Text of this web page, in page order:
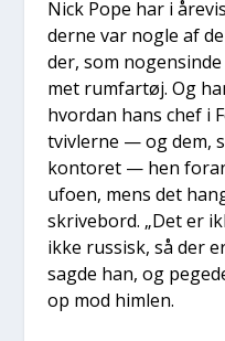
Nick Pope har i
der­ne var nog­le af
der, som
met rum­far­tøj. Og
hvor­dan hans chef i
tviv­ler­ne — og dem,
kon­to­ret — hen
ufo­en, mens det
skri­ve­bord. „Det er
ikke rus­sisk, så der
sag­de han, og
op mod him­len.